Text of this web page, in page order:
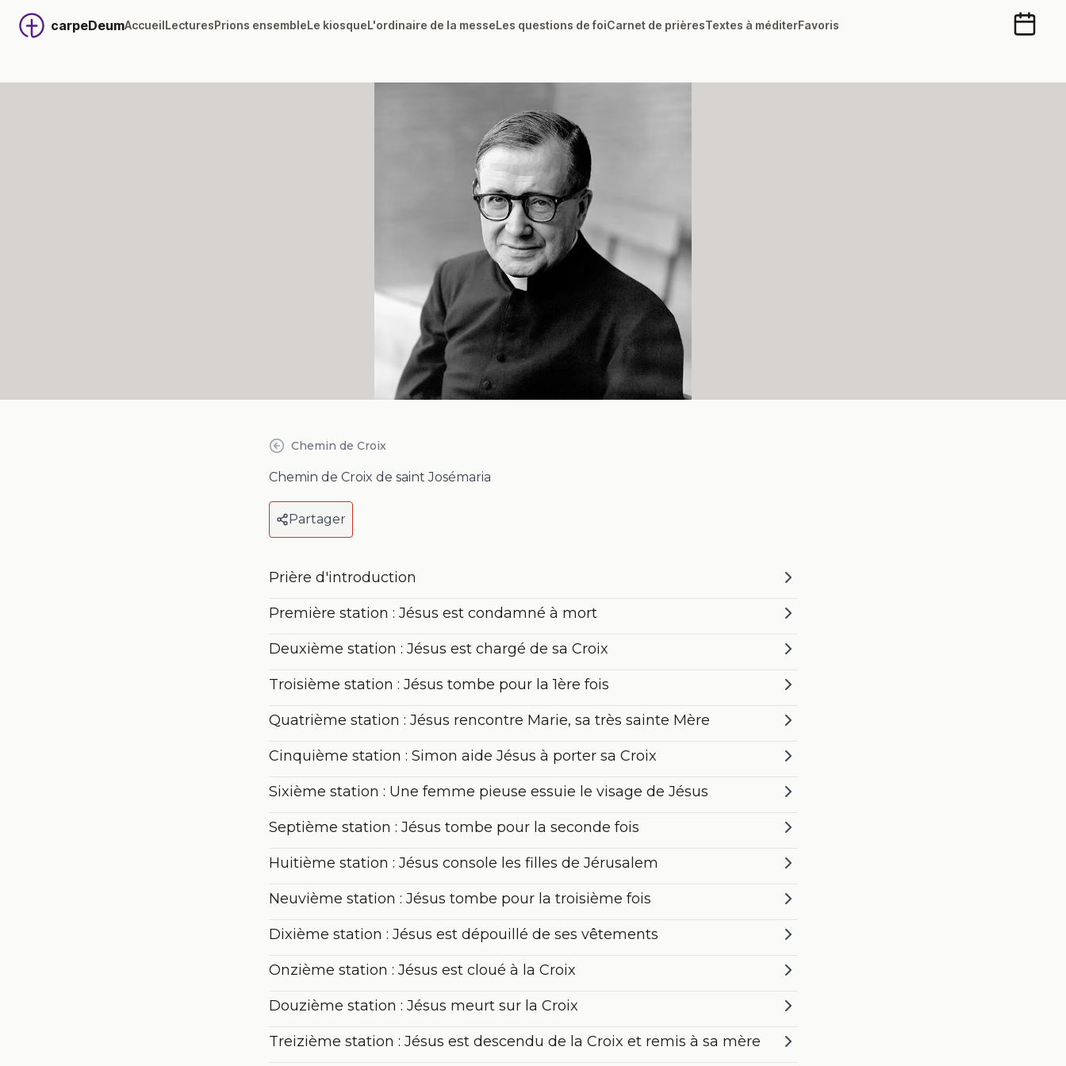
carpeDeumAccueilLecturesPrions ensembleLe kiosqueL'ordinaire de la messeLes questions de foiCarnet de prièresTextes à méditerFavoris
Chemin de Croix
Chemin de Croix de saint Josémaria
Partager
Prière d'introduction
Première station : Jésus est condamné à mort
Deuxième station : Jésus est chargé de sa Croix
Troisième station : Jésus tombe pour la 1ère fois
Quatrième station : Jésus rencontre Marie, sa très sainte Mère
Cinquième station : Simon aide Jésus à porter sa Croix
Sixième station : Une femme pieuse essuie le visage de Jésus
Septième station : Jésus tombe pour la seconde fois
Huitième station : Jésus console les filles de Jérusalem
Neuvième station : Jésus tombe pour la troisième fois
Dixième station : Jésus est dépouillé de ses vêtements
Onzième station : Jésus est cloué à la Croix
Douzième station : Jésus meurt sur la Croix
Treizième station : Jésus est descendu de la Croix et remis à sa mère